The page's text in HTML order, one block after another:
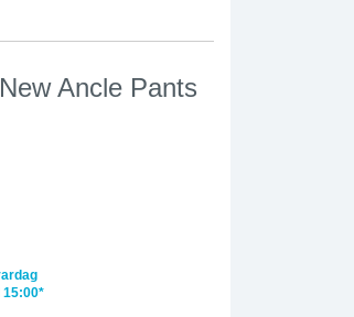
Ancle Pants
15:00*